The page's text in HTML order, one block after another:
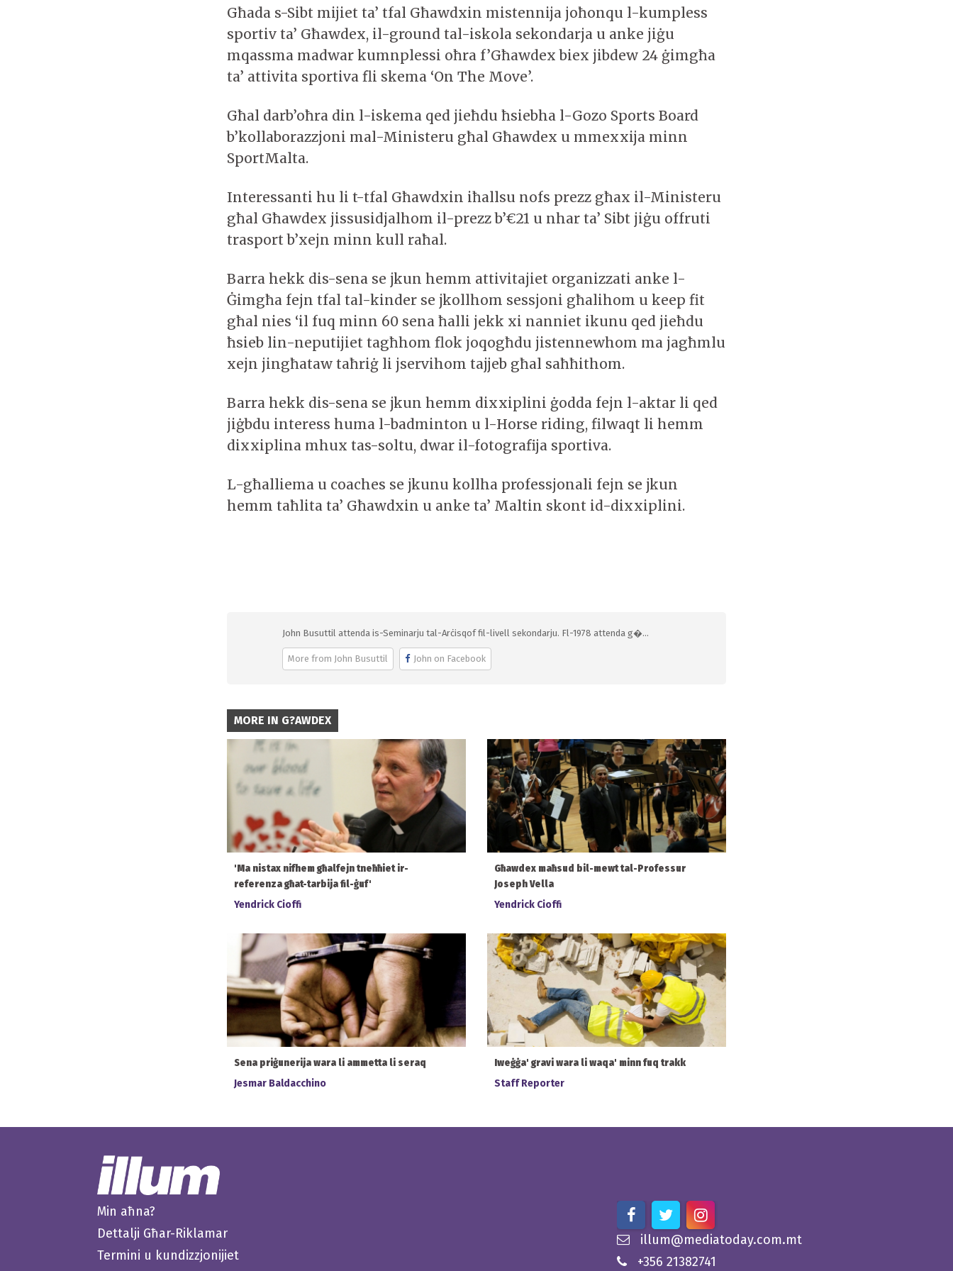
Għada s-Sibt mijiet ta’ tfal Għawdxin mistennija joħonqu l-kumpless
sportiv ta’ Għawdex, il-ground tal-iskola sekondarja u anke jiġu
mqassma madwar kumnplessi oħra f’Għawdex biex jibdew 24 ġimgħa
ta’ attivita sportiva fli skema ‘On The Move’.
Għal darb’oħra din l-iskema qed jieħdu ħsiebha l-Gozo Sports Board
b’kollaborazzjoni mal-Ministeru għal Għawdex u mmexxija minn
SportMalta.
Interessanti hu li t-tfal Għawdxin iħallsu nofs prezz għax il-Ministeru
għal Għawdex jissusidjalhom il-prezz b’€21 u nhar ta’ Sibt jiġu offruti
trasport b’xejn minn kull raħal.
Barra hekk dis-sena se jkun hemm attivitajiet organizzati anke l-
Ġimgħa fejn tfal tal-kinder se jkollhom sessjoni għalihom u keep fit
għal nies ‘il fuq minn 60 sena ħalli jekk xi nanniet ikunu qed jieħdu
ħsieb lin-neputijiet tagħhom flok joqogħdu jistennewhom ma jagħmlu
xejn jingħataw taħriġ li jservihom tajjeb għal saħħithom.
Barra hekk dis-sena se jkun hemm dixxiplini ġodda fejn l-aktar li qed
jiġbdu interess huma l-badminton u l-Horse riding, filwaqt li hemm
dixxiplina mhux tas-soltu, dwar il-fotografija sportiva.
L-għalliema u coaches se jkunu kollha professjonali fejn se jkun
hemm taħlita ta’ Għawdxin u anke ta’ Maltin skont id-dixxiplini.
John Busuttil attenda is-Seminarju tal-Arċisqof fil-livell sekondarju. Fl-1978 attenda g�...
More from John Busuttil John on Facebook
MORE IN G?AWDEX
'Ma nistax nifhem għalfejn tneħħiet ir-
referenza għat-tarbija fil-ġuf'
Yendrick Cioffi
Għawdex maħsud bil-mewt tal-Professur
Joseph Vella
Yendrick Cioffi
Sena priġunerija wara li ammetta li seraq
Jesmar Baldacchino
Iweġġa' gravi wara li waqa' minn fuq trakk
Staff Reporter
Min aħna?
Dettalji Għar-Riklamar
Termini u kundizzjonijiet
illum@mediatoday.com.mt
+356 21382741